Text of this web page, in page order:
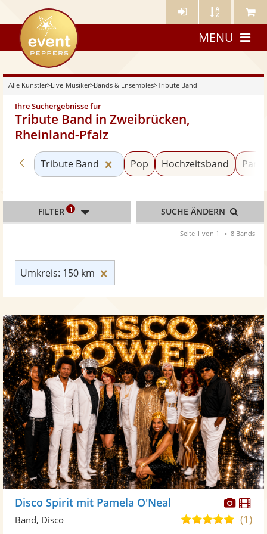
Künstler- Künstler Meine
eventpeppers
MENU
Alle Künstler>Live-Musiker>Bands & Ensembles>Tribute Band
Ihre Suchergebnisse für
Tribute Band in Zweibrücken,
Rheinland-Pfalz
Zurück zu «Bands & Ensembles»
Tribute Band Kategorie «Tribute Band»
Pop Hochzeitsband
Umkreis: 150 km
FILTER 1 SUCHE ÄNDERN
Seite 1 von 1 8 Bands
Disco Spirit mit Pamela O'Neal
5,0(1)
Band, Disco